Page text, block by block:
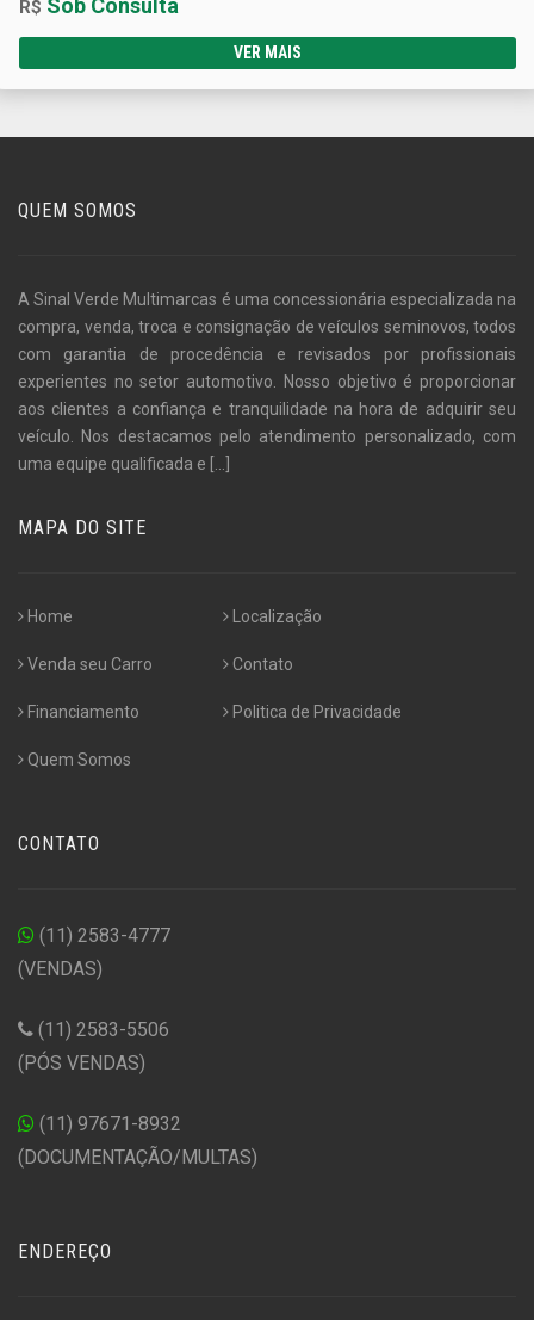
R$ Sob Consulta
VER MAIS
QUEM SOMOS
A Sinal Verde Multimarcas é uma concessionária especializada na
compra, venda, troca e consignação de veículos seminovos, todos
com garantia de procedência e revisados por profissionais
experientes no setor automotivo. Nosso objetivo é proporcionar
aos clientes a confiança e tranquilidade na hora de adquirir seu
veículo. Nos destacamos pelo atendimento personalizado, com
uma equipe qualificada e
MAPA DO SITE
Home
Venda seu Carro
Financiamento
Quem Somos
Localização
Contato
Politica de Privacidade
CONTATO
(11) 2583-4777
(VENDAS)
(11) 2583-5506
(PÓS VENDAS)
(11) 97671-8932
(DOCUMENTAÇÃO/MULTAS)
ENDEREÇO